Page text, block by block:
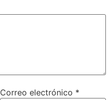
Correo electrónico *